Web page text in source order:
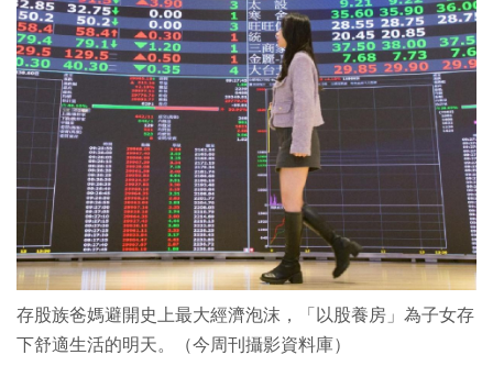
存股族爸媽避開史上最大經濟泡沫，「以股養房」為子女存
下舒適生活的明天。（今周刊攝影資料庫）